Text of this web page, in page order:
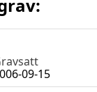
09-15